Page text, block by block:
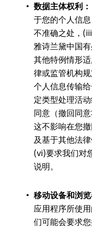
数据主体权利：
于您的个人信
不准确之处，
雅诗兰黛中国
其他特例情形
律或监管机构
个人信息传输
定类型处理活
同意（撤回同
这不影响在您
及基于其他法
(vi)要求我们对
说明。
移动设备和浏览
应用程序所使
们可能会要求